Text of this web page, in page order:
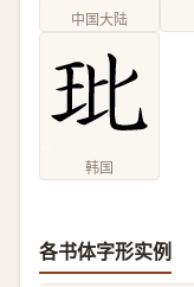
中国大陆
韩国
各书体字形实例